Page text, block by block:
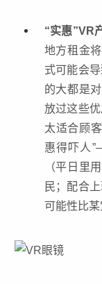
“实惠”VR
地方租金
式可能会
的大都是
放过这些
太适合顾
惠得吓人
（平日里
民；配合
可能性比某